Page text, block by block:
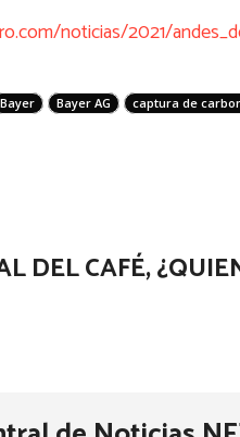
noticias/2021/
Bayer Bayer AG captura de
DEL CAFÉ,